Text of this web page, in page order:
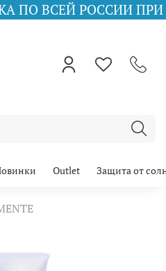
РОССИИ ПРИ ЗАКАЗЕ
Outlet Защита от